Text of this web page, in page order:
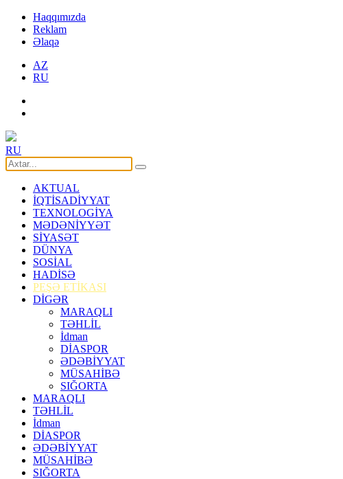
Haqqımızda
Reklam
Əlaqə
AZ
RU
RU
AKTUAL
İQTİSADİYYAT
TEXNOLOGİYA
MƏDƏNİYYƏT
SİYASƏT
DÜNYA
SOSİAL
HADİSƏ
PEŞƏ ETİKASI
DİGƏR
MARAQLI
TƏHLİL
İdman
DİASPOR
ƏDƏBİYYAT
MÜSAHİBƏ
SIĞORTA
MARAQLI
TƏHLİL
İdman
DİASPOR
ƏDƏBİYYAT
MÜSAHİBƏ
SIĞORTA